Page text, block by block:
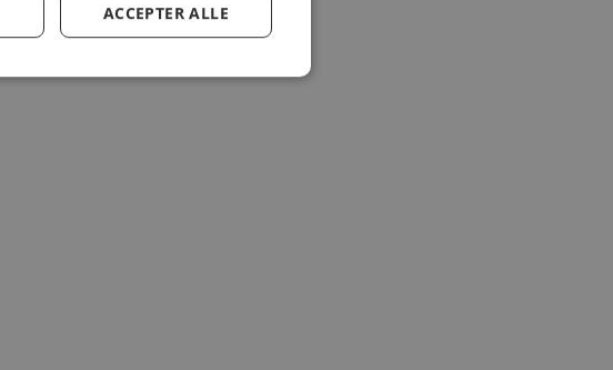
ACCEPTER ALLE